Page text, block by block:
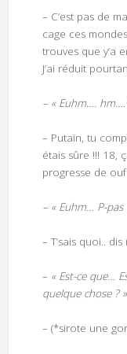
– C’est pas de
cage ces
trouves que y’a
J’ai réduit
– « Euhm….
– Putain, tu
étais sûre !!! 18,
progresse de
– « Euhm… P-
– T’sais quoi..
– « Est-ce que…
quelque chose ? »
– (*sirote une